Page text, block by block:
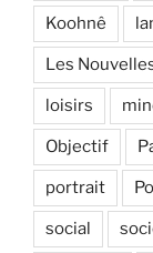
Koohnê
Les
loisirs
Objectif
portrait
social